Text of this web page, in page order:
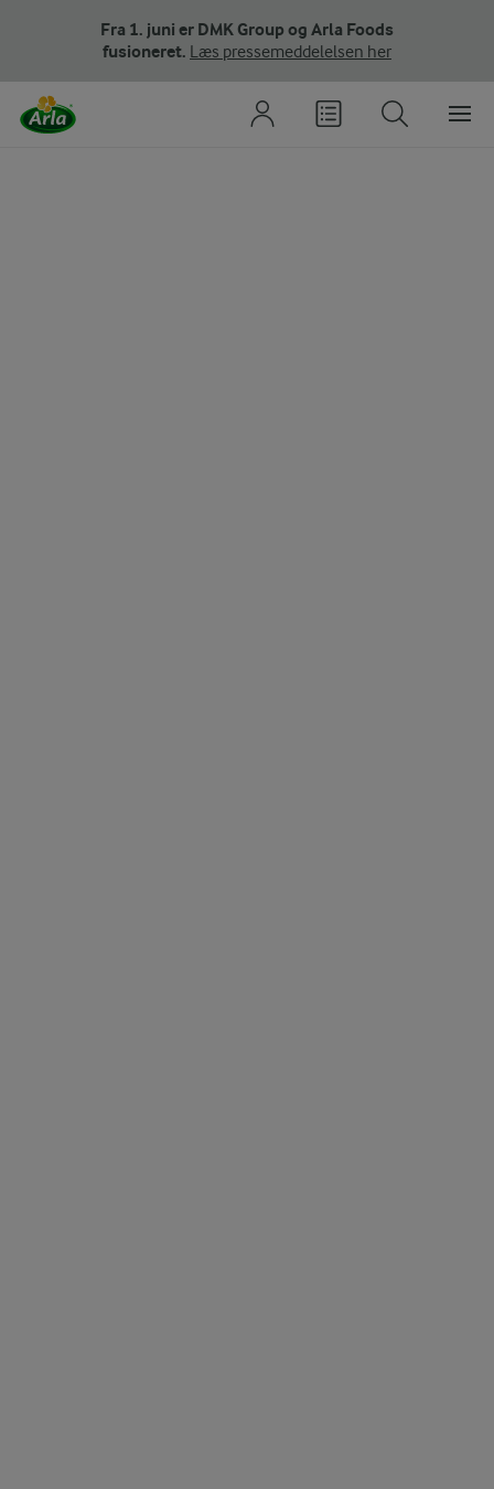
Fra 1. juni er DMK Group og Arla Foods
fusioneret. Læs pressemeddelelsen her